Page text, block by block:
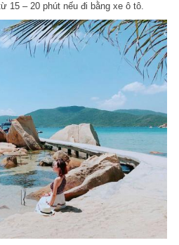
15 – 20 phút nếu đi bằng xe ô tô.